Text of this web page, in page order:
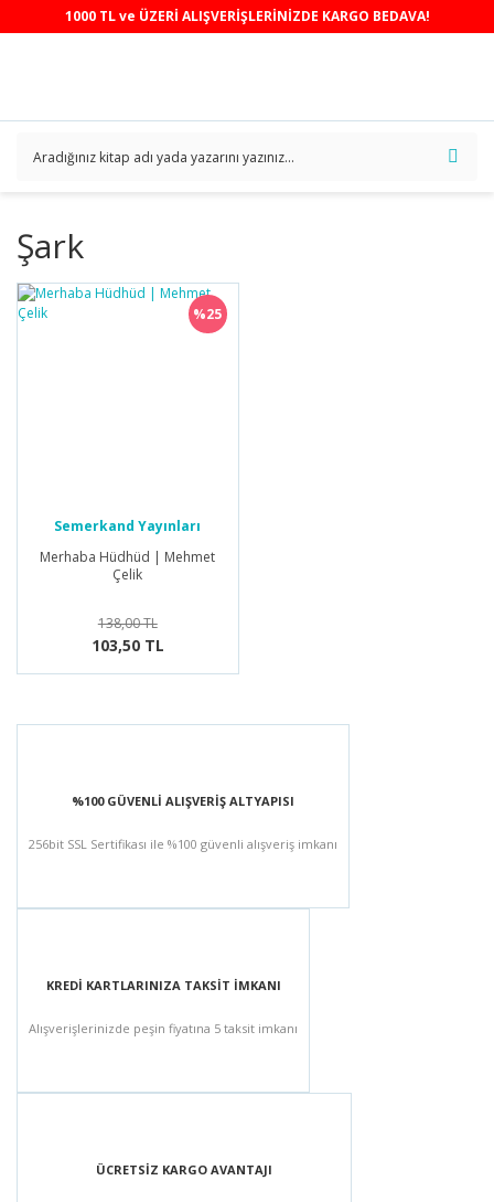
1000 TL ve ÜZERİ ALIŞVERİŞLERİNİZDE KARGO BEDAVA!
Şark
%25
Semerkand Yayınları
Merhaba Hüdhüd | Mehmet
Çelik
138,00 TL
103,50 TL
%100 GÜVENLİ ALIŞVERİŞ ALTYAPISI
256bit SSL Sertifikası ile %100 güvenli alışveriş imkanı
KREDİ KARTLARINIZA TAKSİT İMKANI
Alışverişlerinizde peşin fiyatına 5 taksit imkanı
ÜCRETSİZ KARGO AVANTAJI